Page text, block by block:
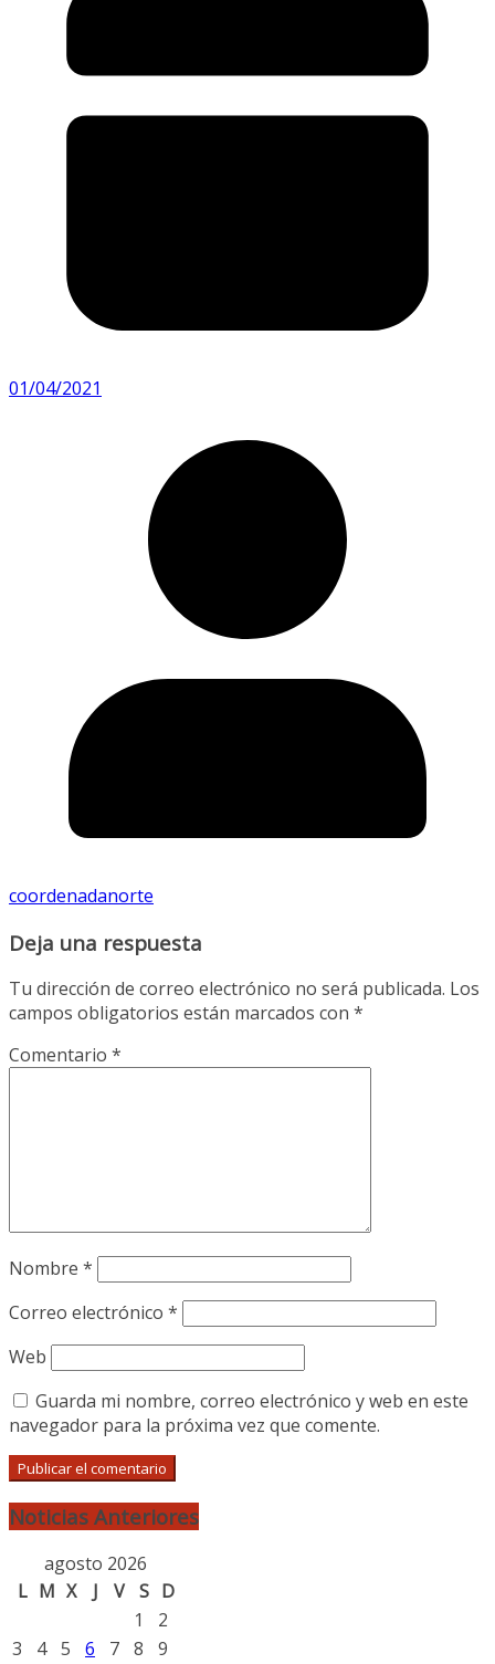
01/04/2021
coordenadanorte
Deja una respuesta
Tu dirección de correo electrónico no será publicada. Los
campos obligatorios están marcados con *
Comentario *
Nombre *
Correo electrónico *
Web
Guarda mi nombre, correo electrónico y web en este
navegador para la próxima vez que comente.
Noticias Anteriores
agosto 2026
L M X J V S D
1
2
3
4 5 6 7 8 9